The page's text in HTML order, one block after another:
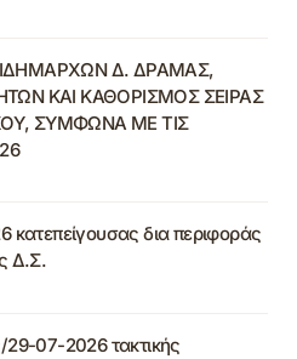
Δ. ΔΡΑΜΑΣ,
ΚΑΙ ΚΑΘΟΡΙΣΜΟΣ ΣΕΙΡΑΣ
ΣΥΜΦΩΝΑ ΜΕ ΤΙΣ
δια περιφοράς
Δ.Σ.
07-2026 τακτικής